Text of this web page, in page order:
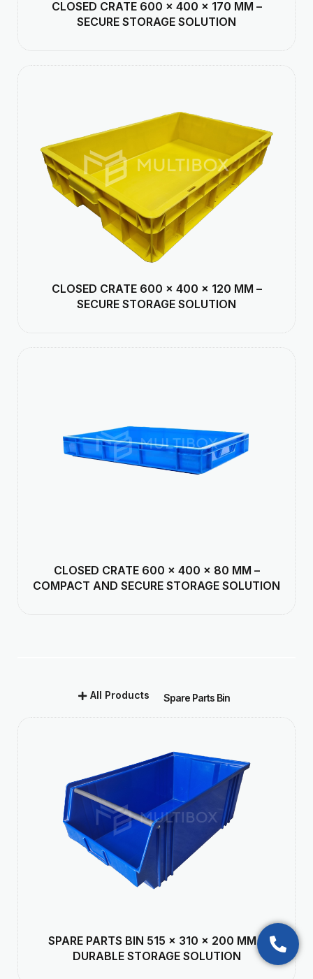
CLOSED CRATE 600 × 400 × 170 MM –
SECURE STORAGE SOLUTION
CLOSED CRATE 600 × 400 × 120 MM –
SECURE STORAGE SOLUTION
CLOSED CRATE 600 × 400 × 80 MM –
COMPACT AND SECURE STORAGE SOLUTION
Spare Parts Bin
All Products
SPARE PARTS BIN 515 × 310 × 200 MM –
DURABLE STORAGE SOLUTION